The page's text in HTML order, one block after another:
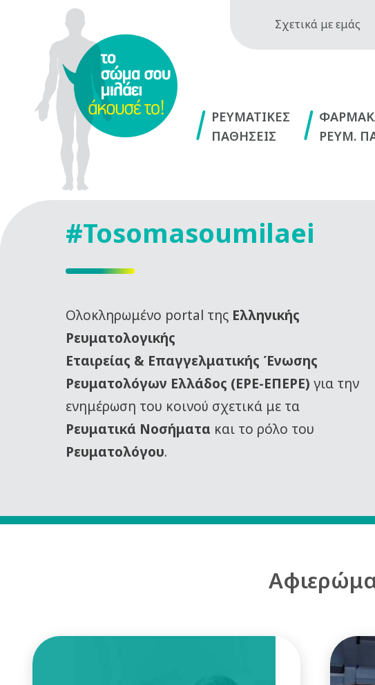
Σχετικά με εμάς
ΡΕΥΜΑΤΙΚΕΣ
ΠΑΘΗΣΕΙΣ
ΡΕΥΜ.
#Tosomasoumilaei
Oλοκληρωμένο portal της Ελληνικής
Ρευματολογικής
Εταιρείας & Επαγγελματικής Ένωσης
Ρευματολόγων Ελλάδος (ΕΡΕ-ΕΠΕΡΕ) για την
ενημέρωση του κοινού σχετικά με τα
Ρευματικά Νοσήματα και το ρόλο του
Ρευματολόγου.